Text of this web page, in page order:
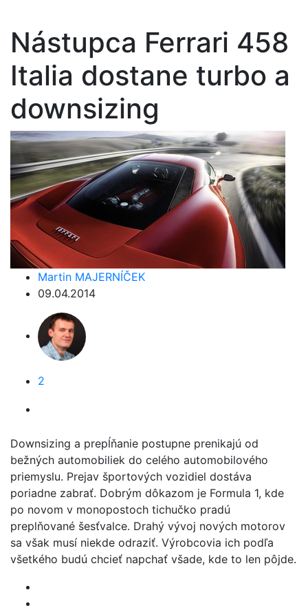
Nástupca Ferrari 458
Italia dostane turbo a
downsizing
Martin MAJERNÍČEK
09.04.2014
2
Downsizing a prepĺňanie postupne prenikajú od
bežných automobiliek do celého automobilového
priemyslu. Prejav športových vozidiel dostáva
poriadne zabrať. Dobrým dôkazom je Formula 1, kde
po novom v monopostoch tichučko pradú
preplňované šesťvalce. Drahý vývoj nových motorov
sa však musí niekde odraziť. Výrobcovia ich podľa
všetkého budú chcieť napchať všade, kde to len pôjde.